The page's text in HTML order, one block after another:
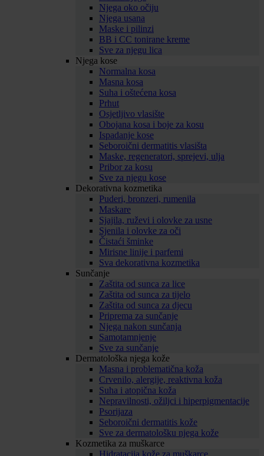
Njega oko očiju
Njega usana
Maske i pilinzi
BB i CC tonirane kreme
Sve za njegu lica
Njega kose
Normalna kosa
Masna kosa
Suha i oštećena kosa
Prhut
Osjetljivo vlasište
Obojana kosa i boje za kosu
Ispadanje kose
Seboroični dermatitis vlasišta
Maske, regeneratori, sprejevi, ulja
Pribor za kosu
Sve za njegu kose
Dekorativna kozmetika
Puderi, bronzeri, rumenila
Maskare
Sjajila, ruževi i olovke za usne
Sjenila i olovke za oči
Čistaći šminke
Mirisne linije i parfemi
Sva dekorativna kozmetika
Sunčanje
Zaštita od sunca za lice
Zaštita od sunca za tijelo
Zaštita od sunca za djecu
Priprema za sunčanje
Njega nakon sunčanja
Samotamnjenje
Sve za sunčanje
Dermatološka njega kože
Masna i problematična koža
Crvenilo, alergije, reaktivna koža
Suha i atopična koža
Nepravilnosti, ožiljci i hiperpigmentacije
Psorijaza
Seboroični dermatitis kože
Sve za dermatološku njega kože
Kozmetika za muškarce
Hidratacija kože za muškarce